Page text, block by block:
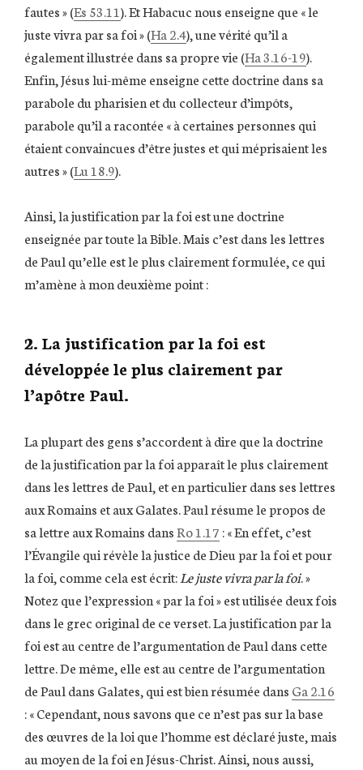
fautes » (Es 53.11). Et Habacuc nous enseigne que « le
juste vivra par sa foi » (Ha 2.4), une vérité qu’il a
également illustrée dans sa propre vie (Ha 3.16-19).
Enfin, Jésus lui-même enseigne cette doctrine dans sa
parabole du pharisien et du collecteur d’impôts,
parabole qu’il a racontée « à certaines personnes qui
étaient convaincues d’être justes et qui méprisaient les
autres » (Lu 18.9).
Ainsi, la justification par la foi est une doctrine
enseignée par toute la Bible. Mais c’est dans les lettres
de Paul qu’elle est le plus clairement formulée, ce qui
m’amène à mon deuxième point :
2. La justification par la foi est
développée le plus clairement par
l’apôtre Paul.
La plupart des gens s’accordent à dire que la doctrine
de la justification par la foi apparaît le plus clairement
dans les lettres de Paul, et en particulier dans ses lettres
aux Romains et aux Galates. Paul résume le propos de
sa lettre aux Romains dansRo 1.17 : « En effet, c’est
l’Évangile qui révèle la justice de Dieu par la foi et pour
la foi, comme cela est écrit: Le juste vivra par la foi. »
Notez que l’expression « par la foi » est utilisée deux fois
dans le grec original de ce verset. La justification par la
foi est au centre de l’argumentation de Paul dans cette
lettre. De même, elle est au centre de l’argumentation
de Paul dans Galates, qui est bien résumée dans Ga 2.16
: « Cependant, nous savons que ce n’est pas sur la base
des œuvres de la loi que l’homme est déclaré juste, mais
au moyen de la foi en Jésus-Christ. Ainsi, nous aussi,